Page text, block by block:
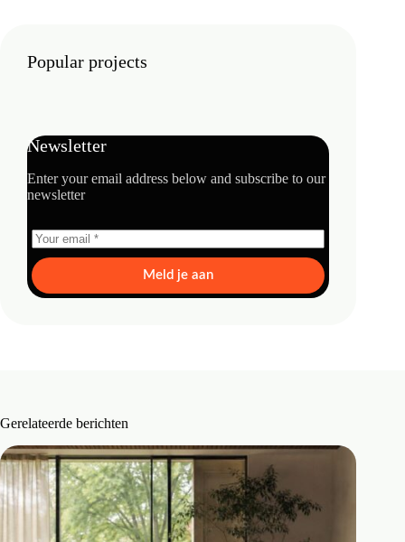
Popular projects
Newsletter
Enter your email address below and subscribe to our
newsletter
Meld je aan
Gerelateerde berichten